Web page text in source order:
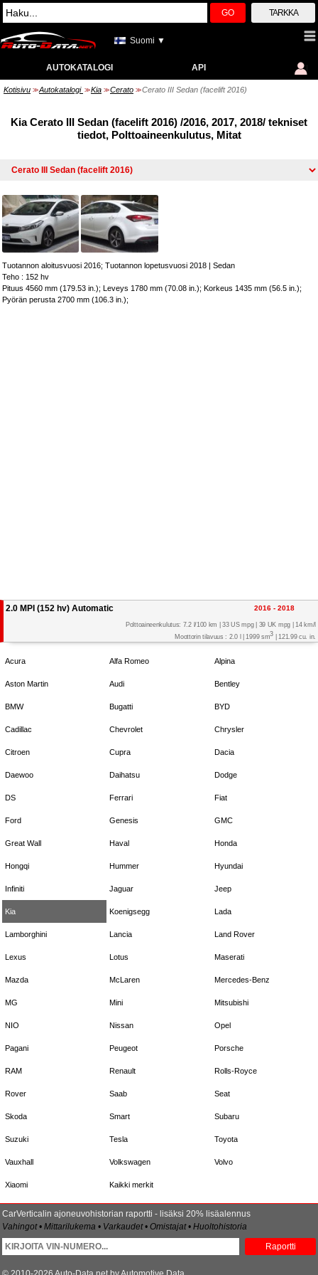
GO TARKKA
Suomi ▼
AUTOKATALOGI API
Kotisivu >> Autokatalogi >> Kia >> Cerato >> Cerato III Sedan (facelift 2016)
Kia Cerato III Sedan (facelift 2016) /2016, 2017, 2018/ tekniset
tiedot, Polttoaineenkulutus, Mitat
Tuotannon aloitusvuosi 2016; Tuotannon lopetusvuosi 2018 | Sedan
Teho : 152 hv
Pituus 4560 mm (179.53 in.); Leveys 1780 mm (70.08 in.); Korkeus 1435 mm (56.5 in.);
Pyörän perusta 2700 mm (106.3 in.);
2.0 MPI (152 hv) Automatic 2016 - 2018
Polttoaineenkulutus: 7.2 l/100 km | 33 US mpg | 39 UK mpg | 14 km/l
Moottorin tilavuus : 2.0 l | 1999 sm3 | 121.99 cu. in.
Acura Alfa Romeo Alpina
Aston Martin Audi Bentley
BMW Bugatti BYD
Cadillac Chevrolet Chrysler
Citroen Cupra Dacia
Daewoo Daihatsu Dodge
DS Ferrari Fiat
Ford Genesis GMC
Great Wall Haval Honda
Hongqi Hummer Hyundai
Infiniti Jaguar Jeep
Kia Koenigsegg Lada
Lamborghini Lancia Land Rover
Lexus Lotus Maserati
Mazda McLaren Mercedes-Benz
MG Mini Mitsubishi
NIO Nissan Opel
Pagani Peugeot Porsche
RAM Renault Rolls-Royce
Rover Saab Seat
Skoda Smart Subaru
Suzuki Tesla Toyota
Vauxhall Volkswagen Volvo
Xiaomi Kaikki merkit
CarVerticalin ajoneuvohistorian raportti - lisäksi 20% lisäalennus
Vahingot • Mittarilukema • Varkaudet • Omistajat • Huoltohistoria
Raportti